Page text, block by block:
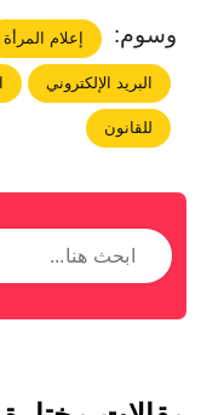
وسوم: إعلام المرأة
البريد الإلكتروني
للقانون